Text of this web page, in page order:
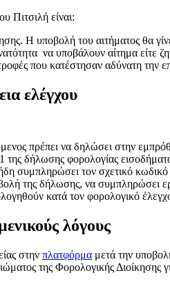
Πιτσιλή είναι:
Η υποβολή του αιτήματος θα
να υποβάλουν αίτημα είτε
που κατέστησαν αδύνατη την
ελέγχου
πρέπει να δηλώσει στην
της δήλωσης φορολογίας
συμπληρώσει τον σχετικό
της δήλωσης, να συμπληρώσει
κατά τον φορολογικό
λόγους
στην πλατφόρμα μετά την
της Φορολογικής